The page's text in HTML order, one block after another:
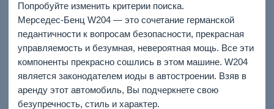
Попробуйте изменить критерии поиска.
Мерседес-Бенц W204 — это сочетание германской
педантичности к вопросам безопасности, прекрасная
управляемость и безумная, невероятная мощь. Все эти
компоненты прекрасно сошлись в этом машине. W204
является законодателем иоды в автостроении. Взяв в
аренду этот автомобиль, Вы подчеркнете свою
безупречность, стиль и характер.